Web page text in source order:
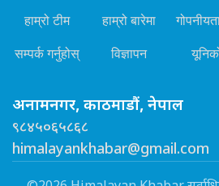
हाम्रो टीम हाम्रो बारेमा
सम्पर्क गर्नुहोस् विज्ञापन
अनामनगर, काठमाडौं, नेपाल
९८४५०६५८६८
himalayankhabar@gmail.com